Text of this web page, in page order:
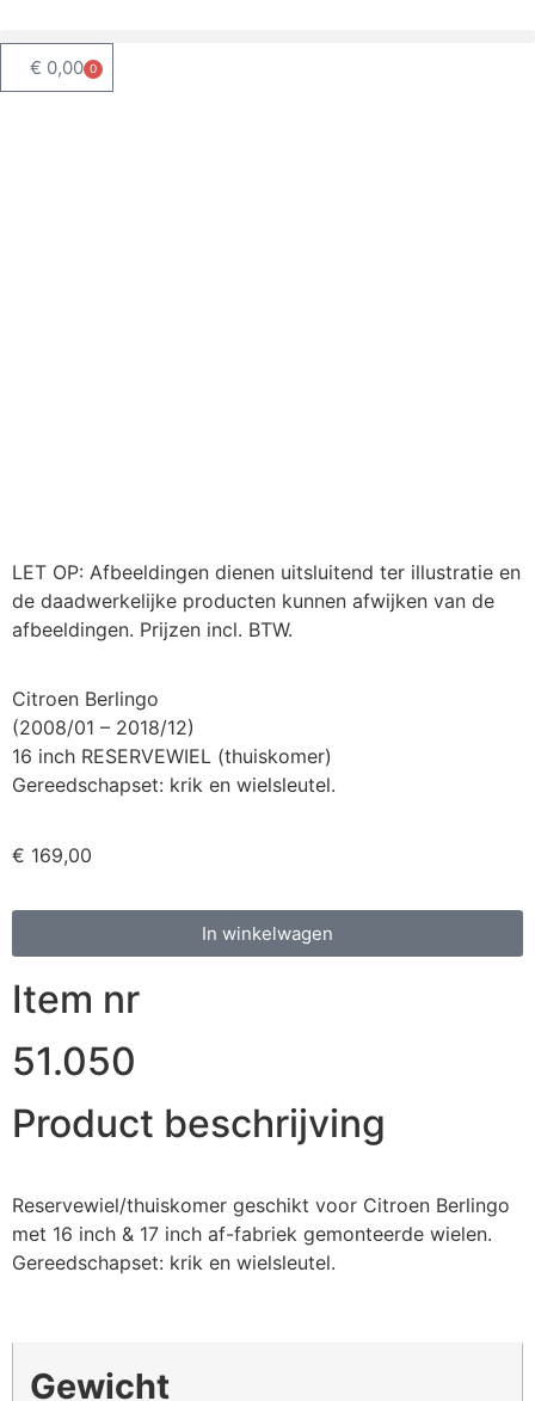
€ 0,00 0
LET OP: Afbeeldingen dienen uitsluitend ter illustratie en
de daadwerkelijke producten kunnen afwijken van de
afbeeldingen. Prijzen incl. BTW.
Citroen Berlingo
(2008/01 – 2018/12)
16 inch RESERVEWIEL (thuiskomer)
Gereedschapset: krik en wielsleutel.
€ 169,00
In winkelwagen
Item nr
51.050
Product beschrijving
Reservewiel/thuiskomer geschikt voor Citroen Berlingo
met 16 inch & 17 inch af-fabriek gemonteerde wielen.
Gereedschapset: krik en wielsleutel.
Gewicht